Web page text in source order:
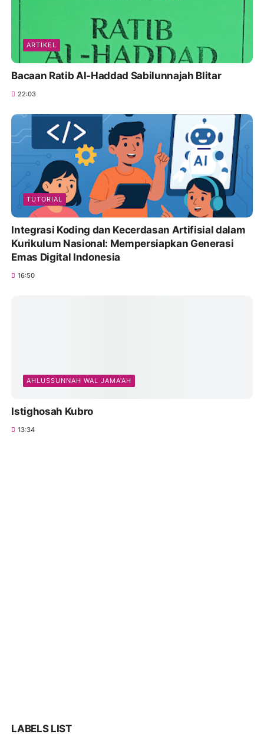
ARTIKEL
Bacaan Ratib Al-Haddad Sabilunnajah Blitar
22:03
TUTORIAL
Integrasi Koding dan Kecerdasan Artifisial dalam
Kurikulum Nasional: Mempersiapkan Generasi
Emas Digital Indonesia
16:50
AHLUSSUNNAH WAL JAMA'AH
Istighosah Kubro
13:34
LABELS LIST